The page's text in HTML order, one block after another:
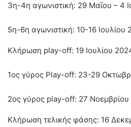
3η-4η αγωνιστική: 29 Μαΐου – 4
5η-6η αγωνιστική: 10-16 Ιουλίου
Κλήρωση play-off: 19 Ιουλίου
1ος γύρος Play-off: 23-29
2ος γύρος play-off: 27 Νοεμβρίου
Κλήρωση τελικής φάσης: 16